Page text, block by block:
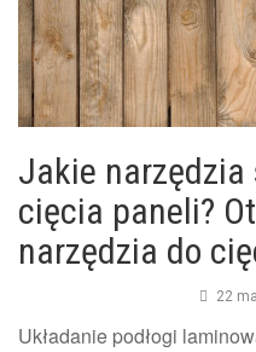
Jakie narzędzia
cięcia paneli?
narzędzia do
22
Układanie podłogi